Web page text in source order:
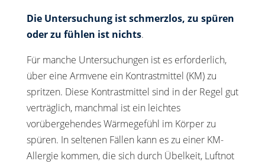
Die Untersuchung ist schmerzlos, zu spüren
oder zu fühlen ist nichts.
Für manche Untersuchungen ist es erforderlich,
über eine Armvene ein Kontrastmittel (KM) zu
spritzen. Diese Kontrastmittel sind in der Regel gut
verträglich, manchmal ist ein leichtes
vorübergehendes Wärmegefühl im Körper zu
spüren. In seltenen Fällen kann es zu einer KM-
Allergie kommen, die sich durch Übelkeit, Luftnot